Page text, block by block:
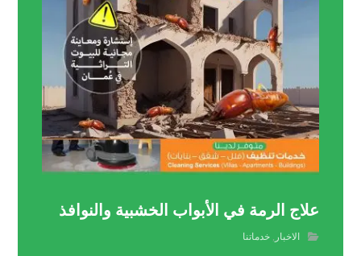
علاج الرمة في الأبواب الخشبية والنوافذ
الاخبار ,خدماتنا